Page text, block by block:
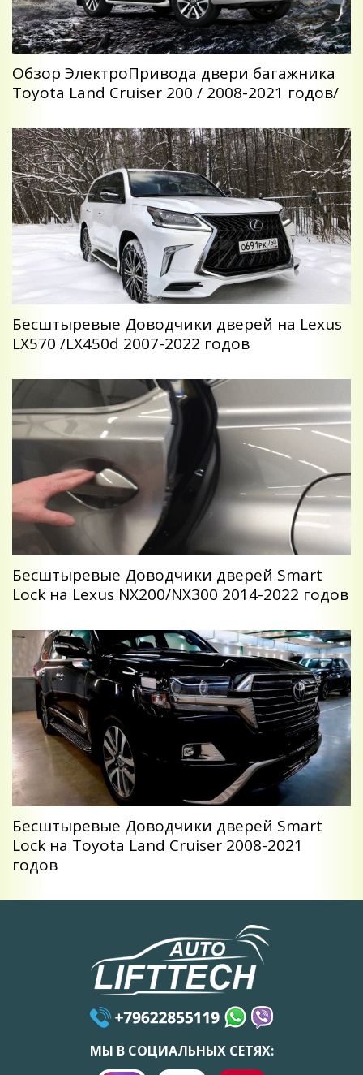
Обзор ЭлектроПривода двери багажника
Toyota Land Cruiser 200 / 2008-2021 годов/
Беcштыревые Доводчики дверей на Lexus
LX570 /LX450d 2007-2022 годов
Беcштыревые Доводчики дверей Smart
Lock на Lexus NX200/NX300 2014-2022 годов
Беcштыревые Доводчики дверей Smart
Lock на Toyota Land Cruiser 2008-2021
годов
МЫ В СОЦИАЛЬНЫХ СЕТЯХ: